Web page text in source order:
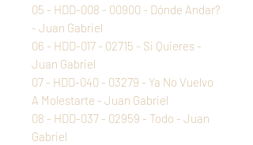
05 - HDD-008 - 00900 - Dónde Andar?
- Juan Gabriel
06 - HDD-017 - 02715 - Si Quieres -
Juan Gabriel
07 - HDD-040 - 03279 - Ya No Vuelvo
A Molestarte - Juan Gabriel
08 - HDD-037 - 02959 - Todo - Juan
Gabriel